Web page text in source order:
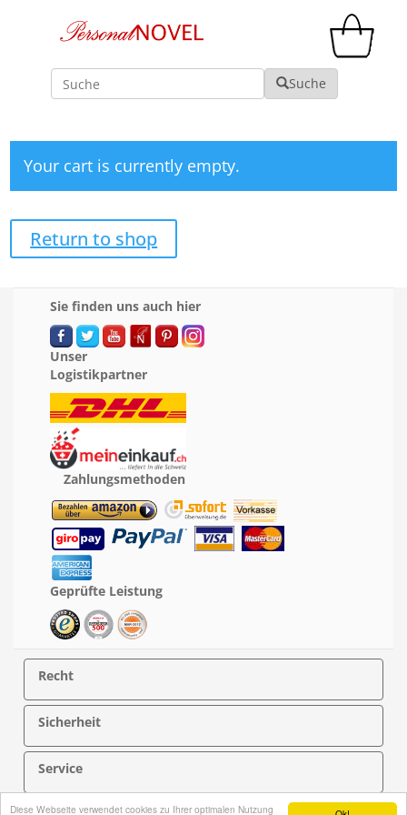
Diese Webseite verwendet cookies zu Ihrer optimalen Nutzung
Suche Suche
Your cart is currently empty.
Return to shop
Sie finden uns auch hier
Unser
Logistikpartner
Zahlungsmethoden
Geprüfte Leistung
Recht
Sicherheit
Service